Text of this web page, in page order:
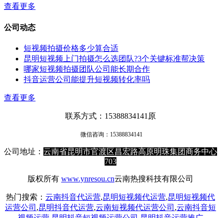
查看更多
公司动态
短视频拍摄价格多少算合适
昆明短视频上门拍摄怎么选团队?3个关键标准帮决策
哪家短视频拍摄团队公司能长期合作
抖音运营公司能提升短视频转化率吗
查看更多
联系方式：15388834141原
微信咨询： 15388834141
公司地址： 云南省昆明市官渡区昌宏路高原明珠集团商务中心
703
版权所有 www.ynresou.cn云南热搜科技有限公司
热门搜索： 云南抖音代运营,昆明短视频代运营,昆明短视频代
运营公司 ,昆明抖音代运营,云南短视频代运营公司 ,云南抖音短